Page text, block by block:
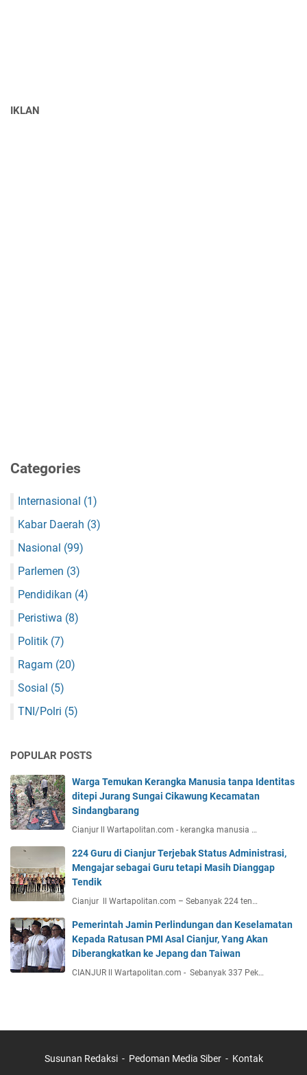
IKLAN
Categories
Internasional (1)
Kabar Daerah (3)
Nasional (99)
Parlemen (3)
Pendidikan (4)
Peristiwa (8)
Politik (7)
Ragam (20)
Sosial (5)
TNI/Polri (5)
POPULAR POSTS
Warga Temukan Kerangka Manusia tanpa Identitas
ditepi Jurang Sungai Cikawung Kecamatan
Sindangbarang
Cianjur ll Wartapolitan.com - kerangka manusia …
224 Guru di Cianjur Terjebak Status Administrasi,
Mengajar sebagai Guru tetapi Masih Dianggap
Tendik
Cianjur ll Wartapolitan.com – Sebanyak 224 ten…
Pemerintah Jamin Perlindungan dan Keselamatan
Kepada Ratusan PMI Asal Cianjur, Yang Akan
Diberangkatkan ke Jepang dan Taiwan
CIANJUR ll Wartapolitan.com - Sebanyak 337 Pek…
Susunan Redaksi Pedoman Media Siber Kontak